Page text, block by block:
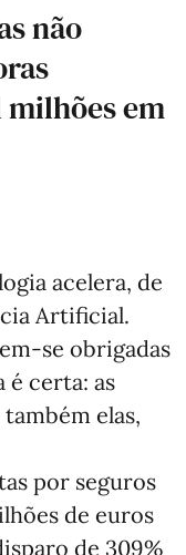
não
em
acelera, de
Artificial.
se obrigadas
é certa: as
elas,
por seguros
de euros
de 309%